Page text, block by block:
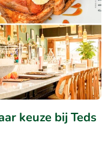
keuze bij Teds